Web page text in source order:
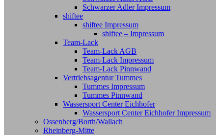
Schwarzer Adler Impressum
shiftee
shiftee Impressum
shiftee – Impressum
Team-Lack
Team-Lack AGB
Team-Lack Impressum
Team-Lack Pinnwand
Vertriebsagentur Tummes
Tummes Impressum
Tummes Pinnwand
Wassersport Center Eichhofer
Wassersport Center Eichhofer Impressum
Ossenberg/Borth/Wallach
Rheinberg-Mitte